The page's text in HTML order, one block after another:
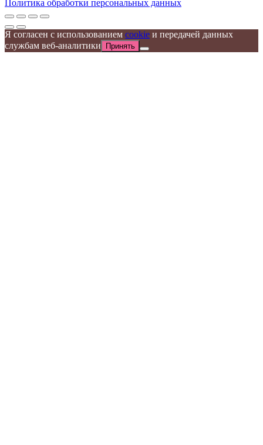
Политика обработки персональных данных
Я согласен с использованием cookie и передачей данных
службам веб-аналитики
Принять